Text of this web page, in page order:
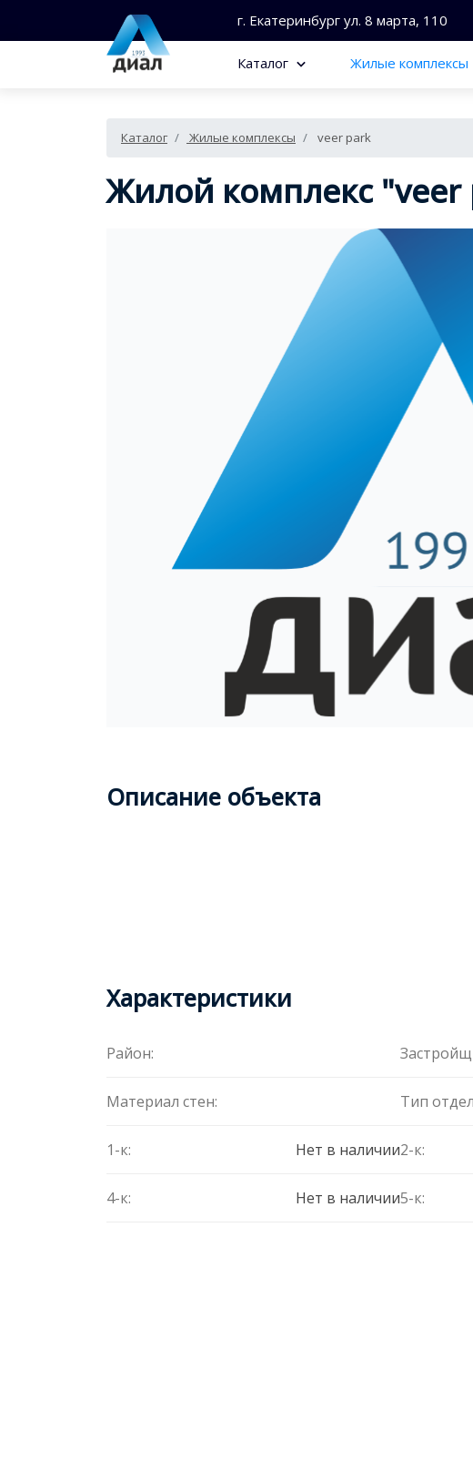
г. Екатеринбург ул. 8 марта, 110
Каталог Жилые комплексы
Каталог Жилые комплексы veer park
Жилой комплекс "veer
Описание объекта
Характеристики
Район:
Материал стен: Тип
1-к: Нет в наличии2-к:
4-к: Нет в наличии5-к: